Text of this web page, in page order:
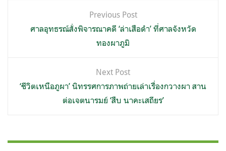
เรื่อง
Previous Post
ศาลอุทธรณ์สั่งพิจารณาคดี ‘ล่าเสือดำ’ ที่ศาลจังหวัด
ทองผาภูมิ
Next Post
‘ชีวิตเหนือภูผา’ นิทรรศการภาพถ่ายเล่าเรื่องกวางผา สาน
ต่อเจตนารมย์ ‘สืบ นาคะเสถียร’